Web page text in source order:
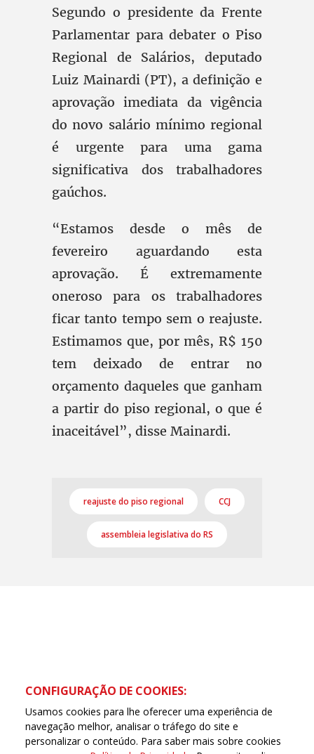
Segundo o presidente da Frente
Parlamentar para debater o Piso
Regional de Salários, deputado
Luiz Mainardi (PT), a definição e
aprovação imediata da vigência
do novo salário mínimo regional
é urgente para uma gama
significativa dos trabalhadores
gaúchos.
“Estamos desde o mês de
fevereiro aguardando esta
aprovação. É extremamente
oneroso para os trabalhadores
ficar tanto tempo sem o reajuste.
Estimamos que, por mês, R$ 150
tem deixado de entrar no
orçamento daqueles que ganham
a partir do piso regional, o que é
inaceitável”, disse Mainardi.
reajuste do piso regional CCJ
assembleia legislativa do RS
E-mail
Telefone (opcional)
CONFIGURAÇÃO DE COOKIES:
Usamos cookies para lhe oferecer uma experiência de
navegação melhor, analisar o tráfego do site e
personalizar o conteúdo. Para saber mais sobre cookies